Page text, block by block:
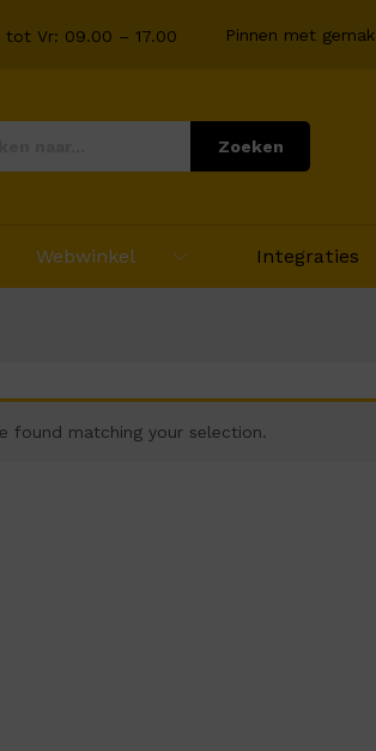
tot Vr: 09.00 – 17.00 Pinnen met gemak
Zoeken
Webwinkel Integraties
found matching your selection.